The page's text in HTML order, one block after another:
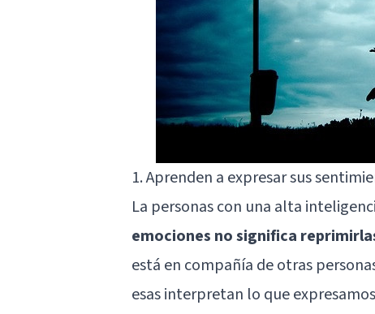
1. Aprenden a expresar sus
La personas con una alta
emociones no significa
está en compañía de otras
esas interpretan lo que